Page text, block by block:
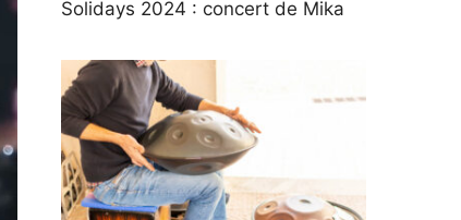
Solidays 2024 : concert de Mika